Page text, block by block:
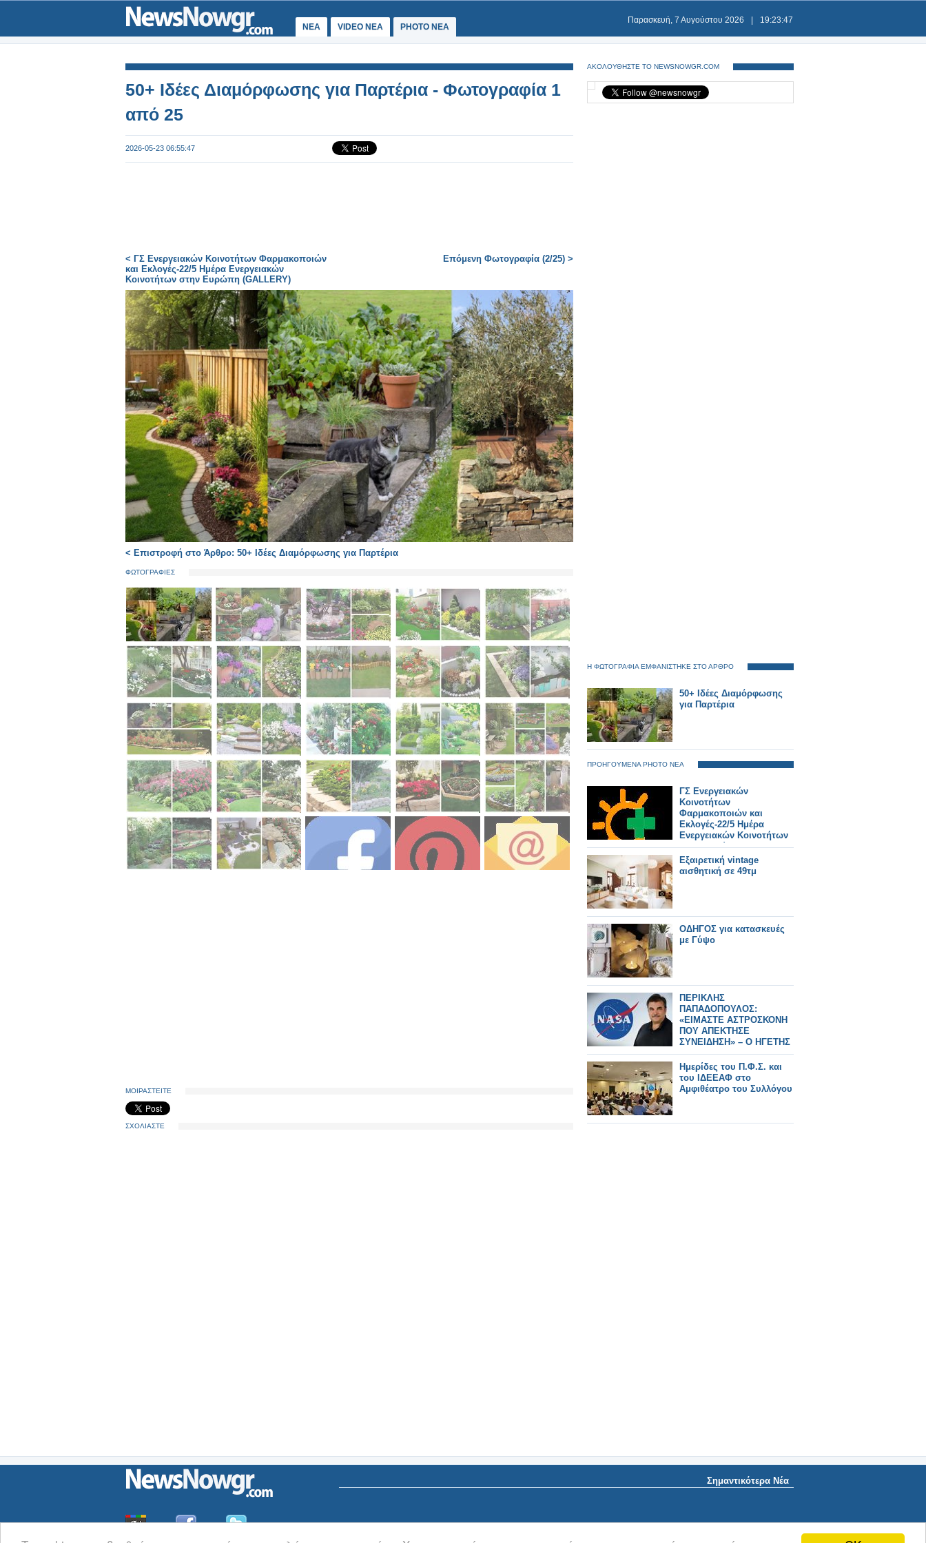
ΝΕΑ VIDEO NEA PHOTO NEA
Παρασκευή, 7 Αυγούστου 2026 19:23:47
50+ Ιδέες Διαμόρφωσης για Παρτέρια - Φωτογραφία 1
από 25
2026-05-23 06:55:47
< ΓΣ Ενεργειακών Κοινοτήτων Φαρμακοποιών
και Εκλογές-22/5 Ημέρα Ενεργειακών
Κοινοτήτων στην Ευρώπη (GALLERY)
Επόμενη Φωτογραφία (2/25) >
< Επιστροφή στο Άρθρο: 50+ Ιδέες Διαμόρφωσης για Παρτέρια
ΦΩΤΟΓΡΑΦΙΕΣ
ΜΟΙΡΑΣΤΕΙΤΕ
ΣΧΟΛΙΑΣΤΕ
ΑΚΟΛΟΥΘΗΣΤΕ ΤΟ NEWSNOWGR.COM
Η ΦΩΤΟΓΡΑΦΙΑ ΕΜΦΑΝΙΣΤΗΚΕ ΣΤΟ ΑΡΘΡΟ
50+ Ιδέες Διαμόρφωσης
για Παρτέρια
ΠΡΟΗΓΟΥΜΕΝΑ PHOTO ΝΕΑ
ΓΣ Ενεργειακών
Κοινοτήτων
Φαρμακοποιών και
Εκλογές-22/5 Ημέρα
Ενεργειακών Κοινοτήτων
στην Ευρώπη
Εξαιρετική vintage
αισθητική σε 49τμ
ΟΔΗΓΟΣ για κατασκευές
με Γύψο
ΠΕΡΙΚΛΗΣ
ΠΑΠΑΔΟΠΟΥΛΟΣ:
«ΕΙΜΑΣΤΕ ΑΣΤΡΟΣΚΟΝΗ
ΠΟΥ ΑΠΕΚΤΗΣΕ
ΣΥΝΕΙΔΗΣΗ» – Ο ΗΓΕΤΗΣ
ΤΗΣ NASA ΠΙΣΩ ΑΠΟ ΤΟ
Artemis II
Ημερίδες του Π.Φ.Σ. και
του ΙΔΕΕΑΦ στο
Αμφιθέατρο του Συλλόγου
Σημαντικότερα Νέα